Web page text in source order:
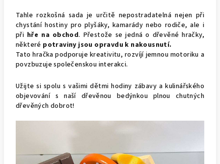
Tahle rozkošná sada je určitě nepostradatelná nejen při
chystání hostiny pro plyšáky, kamarády nebo rodiče, ale i
při hře na obchod. Přestože se jedná o dřevěné hračky,
některé potraviny jsou opravdu k nakousnutí.
Tato hračka podporuje kreativitu, rozvíjí jemnou motoriku a
povzbuzuje společenskou interakci.
Užijte si spolu s vašimi dětmi hodiny zábavy a kulinářského
objevování s naší dřevěnou bedýnkou plnou chutných
dřevěných dobrot!